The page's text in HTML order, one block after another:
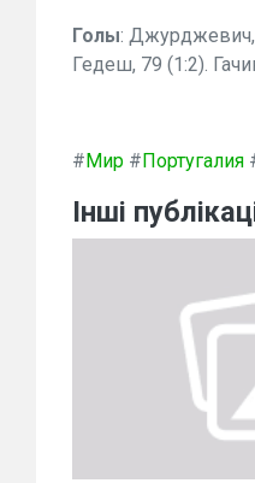
Голы: Джурджевич,
Гедеш, 79 (1:2).
#Мир #Португалия
Інші